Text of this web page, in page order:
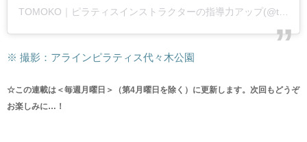
TOMOKO｜ピラティスインストラクターの指導力アップ(@tomoko_alignpilates)がシェアした投稿
※ 撮影：アラインピラティス代々木公園
☆この連載は＜毎週月曜日＞（第4月曜日を除く）に更新します。次回もどうぞ
お楽しみに…！